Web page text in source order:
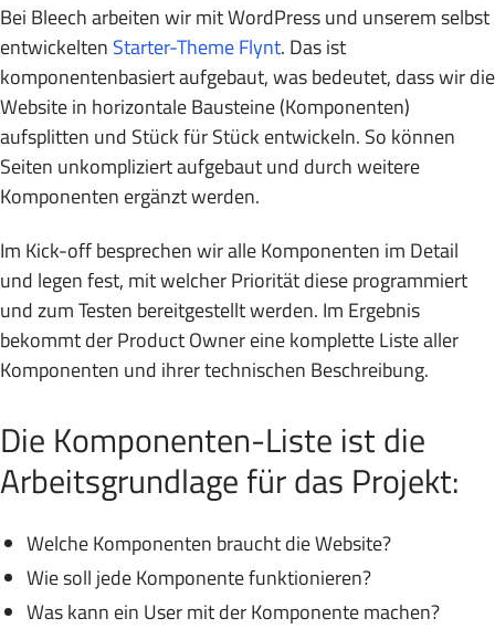
Bei Bleech arbeiten wir mit WordPress und unserem selbst
entwickelten Starter-Theme Flynt. Das ist
komponentenbasiert aufgebaut, was bedeutet, dass wir die
Website in horizontale Bausteine (Komponenten)
aufsplitten und Stück für Stück entwickeln. So können
Seiten unkompliziert aufgebaut und durch weitere
Komponenten ergänzt werden.
Im Kick-off besprechen wir alle Komponenten im Detail
und legen fest, mit welcher Priorität diese programmiert
und zum Testen bereitgestellt werden. Im Ergebnis
bekommt der Product Owner eine komplette Liste aller
Komponenten und ihrer technischen Beschreibung.
Die Komponenten-Liste ist die
Arbeitsgrundlage für das Projekt:
Welche Komponenten braucht die Website?
Wie soll jede Komponente funktionieren?
Was kann ein User mit der Komponente machen?